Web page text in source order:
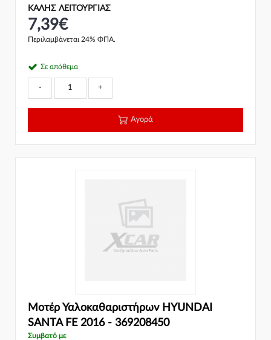
ΚΑΛΗΣ ΛΕΙΤΟΥΡΓΙΑΣ
7,39€
Περιλαμβάνεται 24% ΦΠΑ.
Σε απόθεμα
- +
Αγορά
Μοτέρ Υαλοκαθαριστήρων HYUNDAI
SANTA FE 2016 - 369208450
Συμβατό με